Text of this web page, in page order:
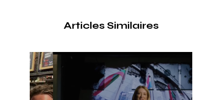
Articles Similaires